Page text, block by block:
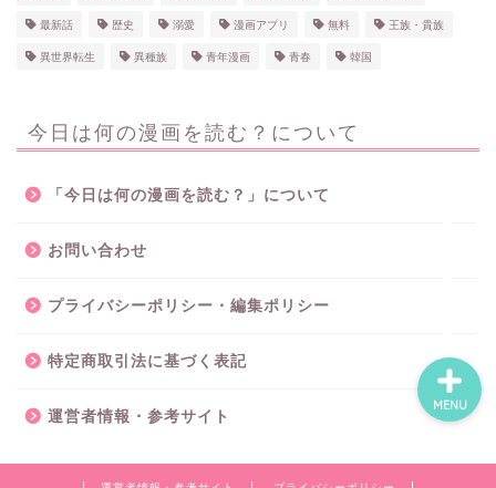
最新話 歴史 溺愛 漫画アプリ 無料 王族・貴族
異世界転生 異種族 青年漫画 青春 韓国
今日は何の漫画を読む？について
「今日は何の漫画を読む？」について
お問い合わせ
プライバシーポリシー・編集ポリシー
特定商取引法に基づく表記
運営者情報・参考サイト
MENU
ネタバレ・感想
無料で読める漫画・小説